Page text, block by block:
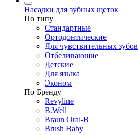
Насадки для зубных щеток
По типу
Стандартные
Ортодонтические
Для чувствительных зубов
Отбеливающие
Детские
Для языка
Эконом
По Бренду
Revyline
B.Well
Braun Oral-B
Brush Baby